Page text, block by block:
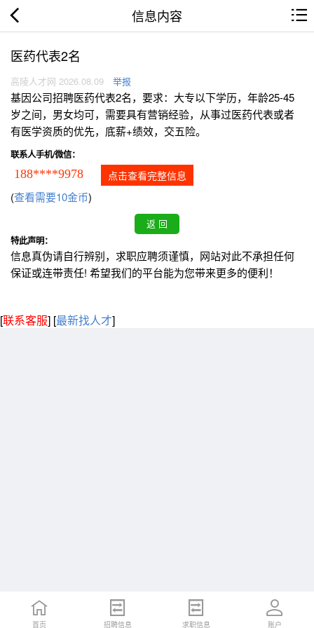
信息内容
医药代表2名
高陵人才网 2026.08.09 举报
基因公司招聘医药代表2名，要求：大专以下学历，年龄25-45
岁之间，男女均可，需要具有营销经验，从事过医药代表或者
有医学资质的优先，底薪+绩效，交五险。
联系人手机/微信：
188****9978 点击查看完整信息
(查看需要10金币)
特此声明：
信息真伪请自行辨别，求职应聘须谨慎，网站对此不承担任何
保证或连带责任! 希望我们的平台能为您带来更多的便利！
[联系客服] [最新找人才]
首页 招聘信息 求职信息 账户